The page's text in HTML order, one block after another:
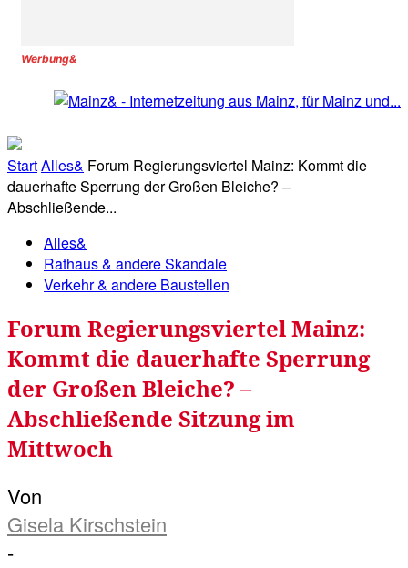
Werbung&
StartAlles& Forum Regierungsviertel Mainz: Kommt die
dauerhafte Sperrung der Großen Bleiche? –
Abschließende...
Alles&
Rathaus & andere Skandale
Verkehr & andere Baustellen
Forum Regierungsviertel Mainz:
Kommt die dauerhafte Sperrung
der Großen Bleiche? –
Abschließende Sitzung im
Mittwoch
Von
Gisela Kirschstein
-